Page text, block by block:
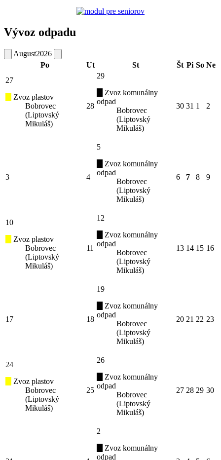
Vývoz odpadu
August2026
Po
Ut St Št Pi So Ne
27
Zvoz plastov
Bobrovec
(Liptovský
Mikuláš)
28
29
Zvoz komunálny
odpad
Bobrovec
(Liptovský
Mikuláš)
30 31 1 2
3 4
5
Zvoz komunálny
odpad
Bobrovec
(Liptovský
Mikuláš)
6 7 8 9
10
Zvoz plastov
Bobrovec
(Liptovský
Mikuláš)
11
12
Zvoz komunálny
odpad
Bobrovec
(Liptovský
Mikuláš)
13 14 15 16
17 18
19
Zvoz komunálny
odpad
Bobrovec
(Liptovský
Mikuláš)
20 21 22 23
24
Zvoz plastov
Bobrovec
(Liptovský
Mikuláš)
25
26
Zvoz komunálny
odpad
Bobrovec
(Liptovský
Mikuláš)
27 28 29 30
2
Zvoz komunálny
odpad